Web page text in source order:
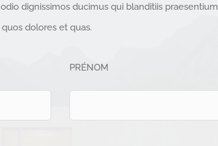
dignissimos ducimus qui blanditiis praesentium
dolores et quas.
PRÉNOM